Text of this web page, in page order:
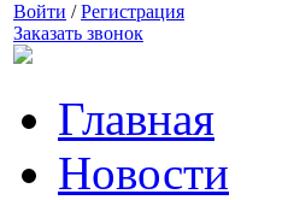
Войти /Регистрация
Заказать звонок
Главная
Новости